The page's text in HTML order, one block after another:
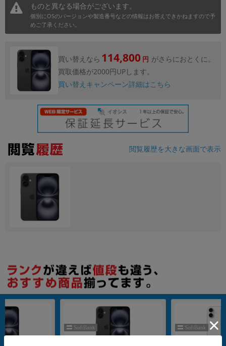
ものと異なる場合がございます。
個別にOSのバージョンや製造番号などの情報はお答えできかねますので予
めご了承ください。
買い替えなら 114,800 円 がさらにおとくに。
買取価格が2000円UPします。
買い替えキャンペーン詳細はこちら
閲覧履歴を大きな画面で表示